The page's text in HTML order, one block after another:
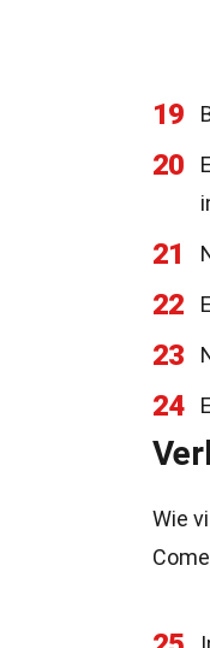
19
20
21
22
23
24
Wie